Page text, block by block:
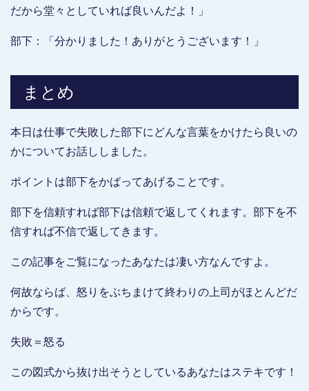
だから堂々としていれば良いんだよ！」
部下：「分かりました！ありがとうございます！」
まとめ
本日は仕事で失敗した部下にどんな言葉をかけたら良いの
かについてお話ししました。
ポイントは部下をかばってあげることです。
部下を信頼すれば部下は信頼で返してくれます。部下を不
信すれば不信で返してきます。
この記事をご覧になったあなたは凄い方なんですよ。
何故ならば、怒りをぶちまけて終わりの上司がほとんどだ
からです。
失敗＝怒る
この図式から抜け出そうとしているあなたはステキです！